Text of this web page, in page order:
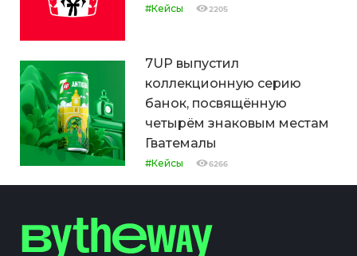
#Кейсы 2205
7UP выпустил
коллекционную серию
банок, посвящённую
четырём знаковым местам
Гватемалы
#Кейсы 6266